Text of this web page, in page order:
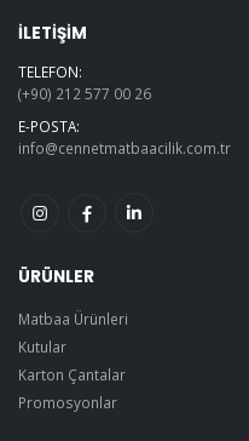
İLETİŞİM
TELEFON:
(+90) 212 577 00 26
E-POSTA:
info@cennetmatbaacilik.com.tr
ÜRÜNLER
Matbaa Ürünleri
Kutular
Karton Çantalar
Promosyonlar